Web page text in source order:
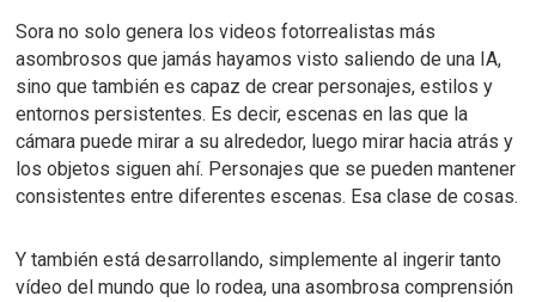
Sora no solo genera los videos fotorrealistas más
asombrosos que jamás hayamos visto saliendo de una IA,
sino que también es capaz de crear personajes, estilos y
entornos persistentes. Es decir, escenas en las que la
cámara puede mirar a su alrededor, luego mirar hacia atrás y
los objetos siguen ahí. Personajes que se pueden mantener
consistentes entre diferentes escenas. Esa clase de cosas.
Y también está desarrollando, simplemente al ingerir tanto
vídeo del mundo que lo rodea, una asombrosa comprensión